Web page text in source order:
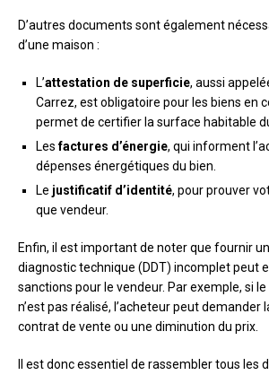
D’autres documents sont également
d’une maison :
L’attestation de superficie, aussi
Carrez, est obligatoire pour les biens en
permet de certifier la surface habitable
Lesfactures d’énergie, qui informent
dépenses énergétiques du bien.
Le justificatif d’identité, pour prouver
que vendeur.
Enfin, il est important de noter que fournir
diagnostic technique (DDT) incomplet peut
sanctions pour le vendeur. Par exemple, si
n’est pas réalisé, l’acheteur peut demander
contrat de vente ou une diminution du prix.
Il est donc essentiel de rassembler tous les